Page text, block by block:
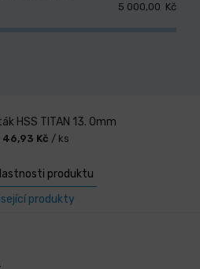
5 000,00 Kč
HSS TITAN 13. 0mm
46,93 Kč / ks
produktu
produkty